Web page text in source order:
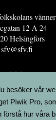
12 A 24
Helsingfors
sfv@sfv.fi
GRO
besöker vår
Piwik Pro,
förstå hur våra